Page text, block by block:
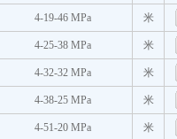
4-19-46 MPa 米
4-25-38 MPa 米
4-32-32 MPa 米
4-38-25 MPa 米
4-51-20 MPa 米